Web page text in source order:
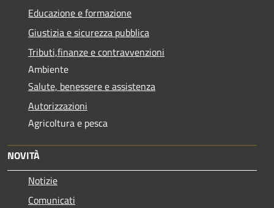
Educazione e formazione
Giustizia e sicurezza pubblica
Tributi,finanze e contravvenzioni
Ambiente
Salute, benessere e assistenza
Autorizzazioni
Agricoltura e pesca
NOVITÀ
Notizie
Comunicati